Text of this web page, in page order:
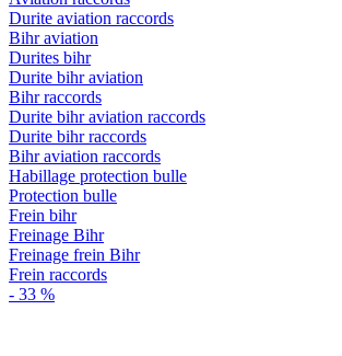
Durite aviation raccords
Bihr aviation
Durites bihr
Durite bihr aviation
Bihr raccords
Durite bihr aviation raccords
Durite bihr raccords
Bihr aviation raccords
Habillage protection bulle
Protection bulle
Frein bihr
Freinage Bihr
Freinage frein Bihr
Frein raccords
- 33 %